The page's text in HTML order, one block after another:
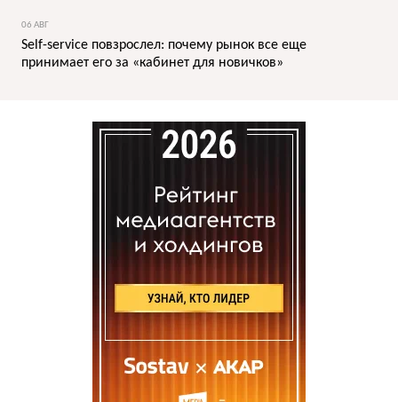
06 АВГ
Self-service повзрослел: почему рынок все еще
принимает его за «кабинет для новичков»